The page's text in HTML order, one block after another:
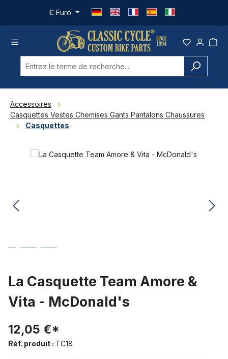
Passer au contenu principal
€ Euro
Accessoires
Casquettes Vestes Chemises Gants Pantalons Chaussures
Casquettes
Ignorer la galerie d'images
La Casquette Team Amore &
Vita - McDonald's
12,05 €*
Réf. produit : TC18